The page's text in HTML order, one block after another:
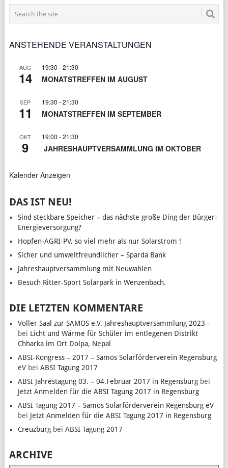
ANSTEHENDE VERANSTALTUNGEN
AUG
14
19:30 -21:30
MONATSTREFFEN IM AUGUST
SEP
11
19:30 -21:30
MONATSTREFFEN IM SEPTEMBER
OKT
9
19:00 -21:30
JAHRESHAUPTVERSAMMLUNG IM OKTOBER
Kalender Anzeigen
DAS IST NEU!
Sind steckbare Speicher – das nächste große Ding der Bürger-
Energieversorgung?
Hopfen-AGRI-PV, so viel mehr als nur Solarstrom !
Sicher und umweltfreundlicher – Sparda Bank
Jahreshauptversammlung mit Neuwahlen
Besuch Ritter-Sport Solarpark in Wenzenbach.
DIE LETZTEN KOMMENTARE
Voller Saal zur SAMOS e.V. Jahreshauptversammlung 2023 -
bei Licht und Wärme für Schüler im entlegenen Distrikt
Chharka im Ort Dolpa, Nepal
ABSI-Kongress – 2017 – Samos Solarförderverein Regensburg
eVbei ABSI Tagung 2017
ABSI Jahrestagung 03. – 04.Februar 2017 in Regensburgbei
Jetzt Anmelden für die ABSI Tagung 2017 in Regensburg
ABSI Tagung 2017 – Samos Solarförderverein Regensburg eV
bei Jetzt Anmelden für die ABSI Tagung 2017 in Regensburg
Creuzburgbei ABSI Tagung 2017
ARCHIVE